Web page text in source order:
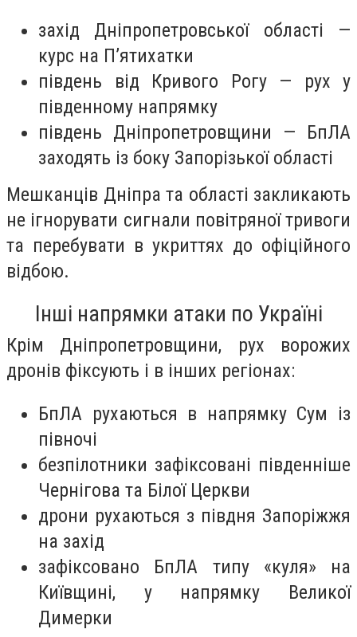
захід Дніпропетровської області —
курс на П’ятихатки
південь від Кривого Рогу — рух у
південному напрямку
південь Дніпропетровщини — БпЛА
заходять із боку Запорізької області
Мешканців Дніпра та області закликають
не ігнорувати сигнали повітряної тривоги
та перебувати в укриттях до офіційного
відбою.
Інші напрямки атаки по Україні
Крім Дніпропетровщини, рух ворожих
дронів фіксують і в інших регіонах:
БпЛА рухаються в напрямку Сум із
півночі
безпілотники зафіксовані південніше
Чернігова та Білої Церкви
дрони рухаються з півдня Запоріжжя
на захід
зафіксовано БпЛА типу «куля» на
Київщині, у напрямку Великої
Димерки